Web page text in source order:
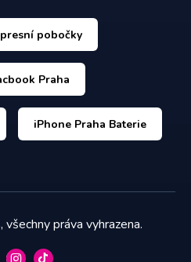
pobočky
Praha
iPhone Praha Baterie
všechny práva vyhrazena.